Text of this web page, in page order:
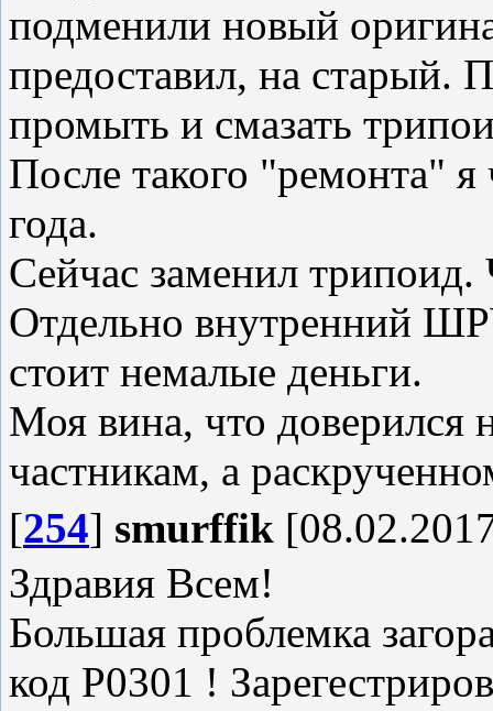
подменили новый
предоставил, на старый.
промыть и смазать
После такого "ремонта"
года.
Сейчас заменил
Отдельно внутренний
стоит немалые деньги.
Моя вина, что доверился
частникам, а
[254] smurffik
Здравия Всем!
Большая проблемка
код P0301 !